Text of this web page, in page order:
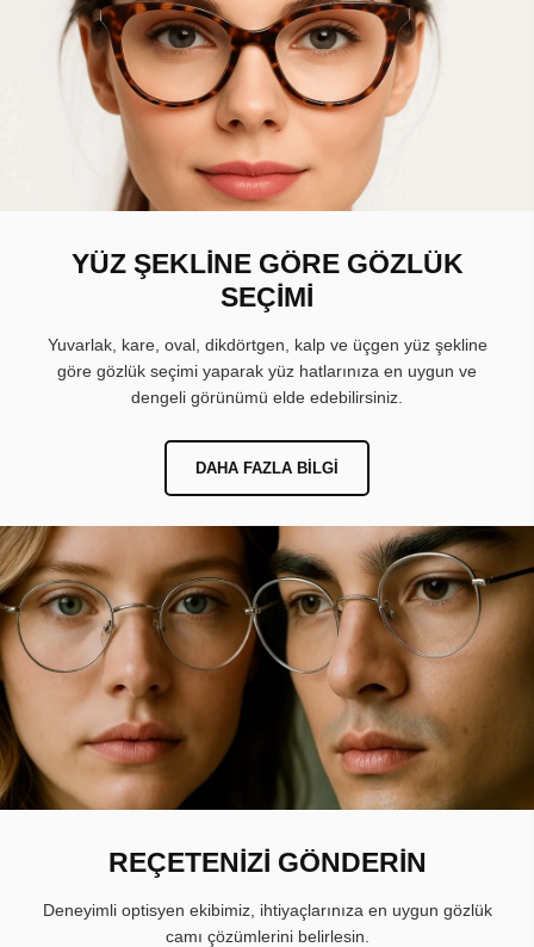
YÜZ ŞEKLİNE GÖRE GÖZLÜK
SEÇİMİ
Yuvarlak, kare, oval, dikdörtgen, kalp ve üçgen yüz şekline
göre gözlük seçimi yaparak yüz hatlarınıza en uygun ve
dengeli görünümü elde edebilirsiniz.
DAHA FAZLA BILGI
REÇETENİZİ GÖNDERİN
Deneyimli optisyen ekibimiz, ihtiyaçlarınıza en uygun gözlük
camı çözümlerini belirlesin.